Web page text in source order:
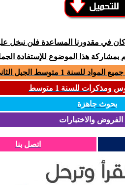
كان في مقدورنا المساعدة فلن نبخل
بمشاركة هذا الموضوع للإستفادة
1 متوسط الجيل الثاني
ومذكرات للسنة 1 متوسط
بحوث جاهزة
الفروض والاختبارات
اتصل بنا